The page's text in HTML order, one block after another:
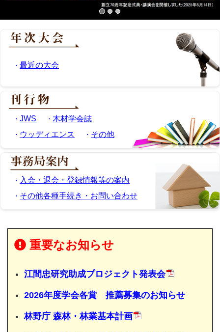
最近の大会
JWS
木材学会誌
ウッディエンス
その他
入会・退会・登録情報等の案内
その他各種手続き・お問い合わせ
重要なお知らせ
江間忠研究助成プロジェクト発表会
2026年度学会各賞 推薦募集のお知らせ
林野庁 森林・林業基本計画